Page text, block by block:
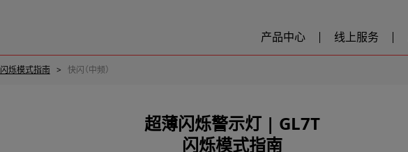
产品中心 线上服务
闪烁模式指南 快闪（中频）
超薄闪烁警示灯​ | GL7T
闪烁模式指南